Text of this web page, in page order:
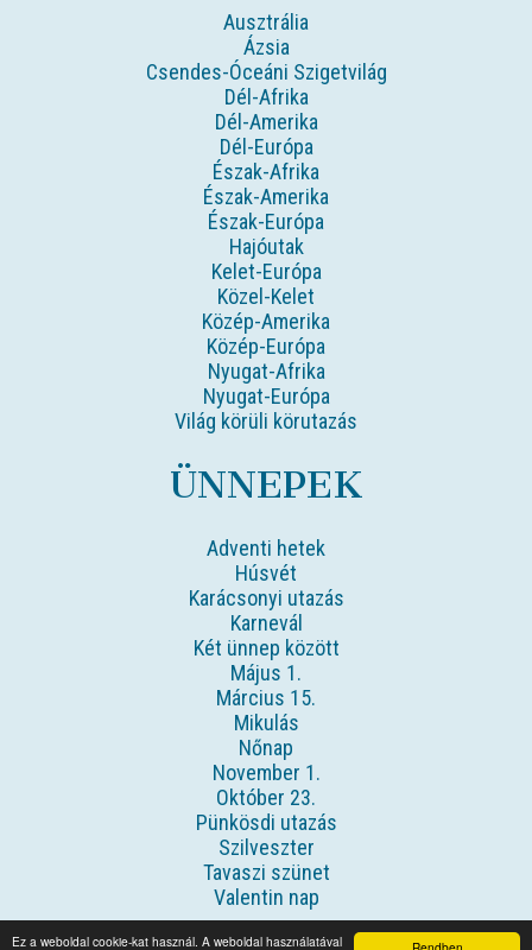
Ez a weboldal cookie-kat használ. A weboldal használatával
Ausztrália
Ázsia
Csendes-Óceáni Szigetvilág
Dél-Afrika
Dél-Amerika
Dél-Európa
Észak-Afrika
Észak-Amerika
Észak-Európa
Hajóutak
Kelet-Európa
Közel-Kelet
Közép-Amerika
Közép-Európa
Nyugat-Afrika
Nyugat-Európa
Világ körüli körutazás
ÜNNEPEK
Adventi hetek
Húsvét
Karácsonyi utazás
Karnevál
Két ünnep között
Május 1.
Március 15.
Mikulás
Nőnap
November 1.
Október 23.
Pünkösdi utazás
Szilveszter
Tavaszi szünet
Valentin nap